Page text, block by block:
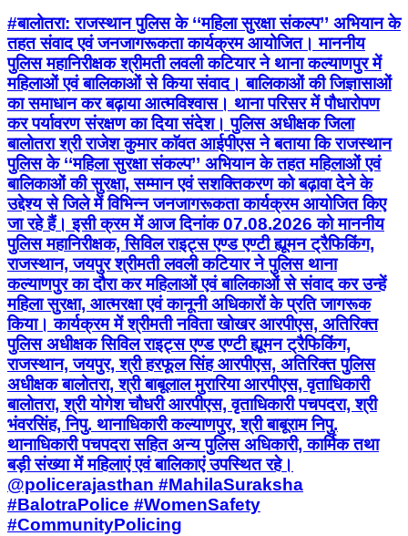
#बालोतरा: राजस्थान पुलिस के ‘‘महिला सुरक्षा संकल्प’’ अभियान के
तहत संवाद एवं जनजागरूकता कार्यक्रम आयोजित। माननीय
पुलिस महानिरीक्षक श्रीमती लवली कटियार ने थाना कल्याणपुर में
महिलाओं एवं बालिकाओं से किया संवाद। बालिकाओं की जिज्ञासाओं
का समाधान कर बढ़ाया आत्मविश्वास। थाना परिसर में पौधारोपण
कर पर्यावरण संरक्षण का दिया संदेश। पुलिस अधीक्षक जिला
बालोतरा श्री राजेश कुमार काॅवत आईपीएस ने बताया कि राजस्थान
पुलिस के ‘‘महिला सुरक्षा संकल्प’’ अभियान के तहत महिलाओं एवं
बालिकाओं की सुरक्षा, सम्मान एवं सशक्तिकरण को बढ़ावा देने के
उद्देश्य से जिले में विभिन्न जनजागरूकता कार्यक्रम आयोजित किए
जा रहे हैं। इसी क्रम में आज दिनांक 07.08.2026 को माननीय
पुलिस महानिरीक्षक, सिविल राइट्स एण्ड एण्टी ह्यूमन ट्रैफिकिंग,
राजस्थान, जयपुर श्रीमती लवली कटियार ने पुलिस थाना
कल्याणपुर का दौरा कर महिलाओं एवं बालिकाओं से संवाद कर उन्हें
महिला सुरक्षा, आत्मरक्षा एवं कानूनी अधिकारों के प्रति जागरूक
किया। कार्यक्रम में श्रीमती नविता खोखर आरपीएस, अतिरिक्त
पुलिस अधीक्षक सिविल राइट्स एण्ड एण्टी ह्यूमन ट्रैफिकिंग,
राजस्थान, जयपुर, श्री हरफूल सिंह आरपीएस, अतिरिक्त पुलिस
अधीक्षक बालोतरा, श्री बाबूलाल मुरारिया आरपीएस, वृताधिकारी
बालोतरा, श्री योगेश चौधरी आरपीएस, वृताधिकारी पचपदरा, श्री
भंवरसिंह, निपु. थानाधिकारी कल्याणपुर, श्री बाबूराम निपु.
थानाधिकारी पचपदरा सहित अन्य पुलिस अधिकारी, कार्मिक तथा
बड़ी संख्या में महिलाएं एवं बालिकाएं उपस्थित रहे।
@policerajasthan #MahilaSuraksha
#BalotraPolice #WomenSafety
#CommunityPolicing